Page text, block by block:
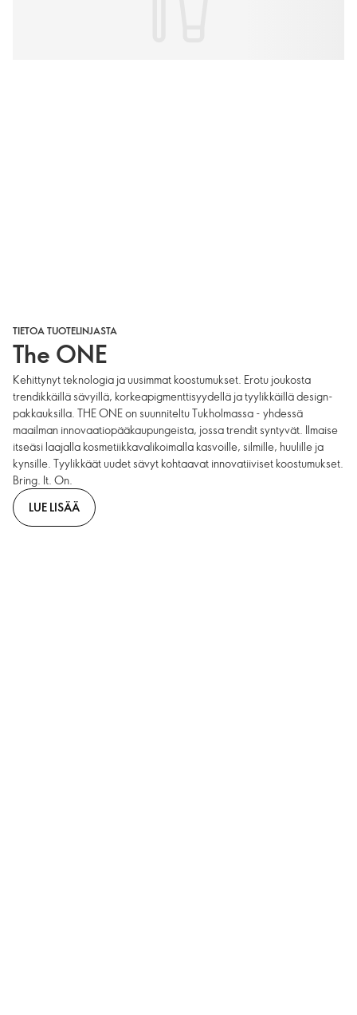
TIETOA TUOTELINJASTA
The ONE
Kehittynyt teknologia ja uusimmat koostumukset. Erotu joukosta
trendikkäillä sävyillä, korkeapigmenttisyydellä ja tyylikkäillä design-
pakkauksilla. THE ONE on suunniteltu Tukholmassa - yhdessä
maailman innovaatiopääkaupungeista, jossa trendit syntyvät. Ilmaise
itseäsi laajalla kosmetiikkavalikoimalla kasvoille, silmille, huulille ja
kynsille. Tyylikkäät uudet sävyt kohtaavat innovatiiviset koostumukset.
Bring. It. On.
LUE LISÄÄ